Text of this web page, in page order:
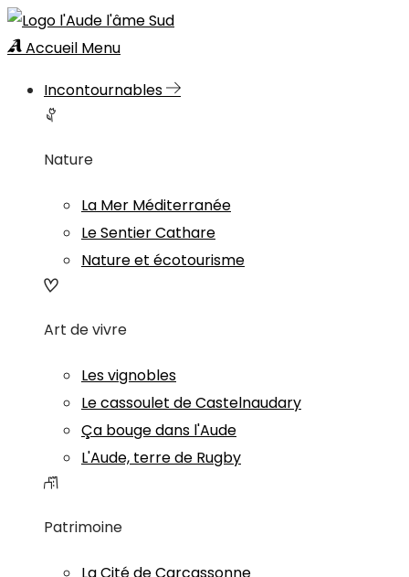
Accueil Menu
Incontournables
Nature
La Mer Méditerranée
Le Sentier Cathare
Nature et écotourisme
Art de vivre
Les vignobles
Le cassoulet de Castelnaudary
Ça bouge dans l'Aude
L'Aude, terre de Rugby
Patrimoine